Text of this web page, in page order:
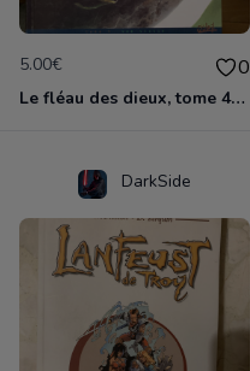
5.00€ 0
Le fléau des dieux, tome 4 , vae victis
DarkSide